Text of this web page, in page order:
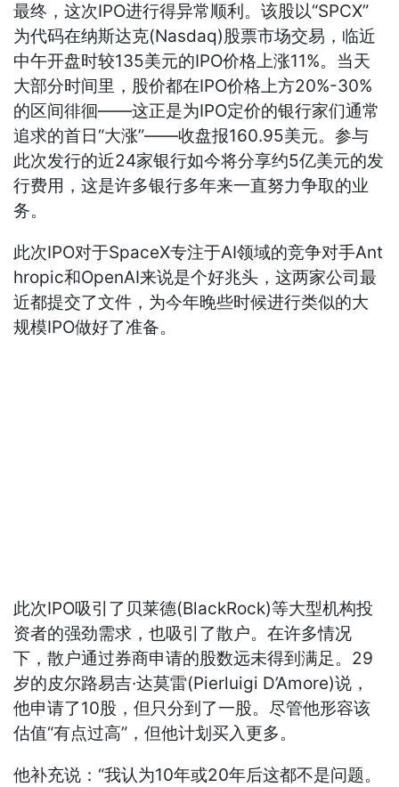
最终，这次IPO进行得异常顺利。该股以“SPCX”
为代码在纳斯达克(Nasdaq)股票市场交易，临近
中午开盘时较135美元的IPO价格上涨11%。当天
大部分时间里，股价都在IPO价格上方20%-30%
的区间徘徊——这正是为IPO定价的银行家们通常
追求的首日“大涨”——收盘报160.95美元。参与
此次发行的近24家银行如今将分享约5亿美元的发
行费用，这是许多银行多年来一直努力争取的业
务。
此次IPO对于SpaceX专注于AI领域的竞争对手Ant
hropic和OpenAI来说是个好兆头，这两家公司最
近都提交了文件，为今年晚些时候进行类似的大
规模IPO做好了准备。
此次IPO吸引了贝莱德(BlackRock)等大型机构投
资者的强劲需求，也吸引了散户。在许多情况
下，散户通过券商申请的股数远未得到满足。29
岁的皮尔路易吉·达莫雷(Pierluigi D’Amore)说，
他申请了10股，但只分到了一股。尽管他形容该
估值“有点过高”，但他计划买入更多。
他补充说：“我认为10年或20年后这都不是问题。